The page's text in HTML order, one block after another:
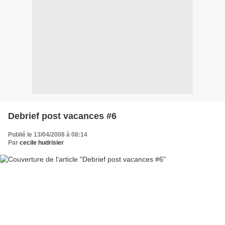
Debrief post vacances #6
Publié le 13/04/2008 à 08:14
Par cecile hudrisier